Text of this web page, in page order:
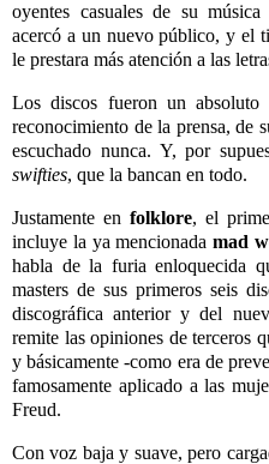
oyentes casuales de su
acercó a un nuevo público, y el
le prestara más atención a las
Los discos fueron un
reconocimiento de la prensa, de
escuchado nunca. Y, por
swifties, que la bancan en todo.
Justamente en folklore, el
incluye la ya mencionadamad
habla de la furia enloquecida
masters de sus primeros seis
discográfica anterior y del
remite las opiniones de terceros
y básicamente -como era de
famosamente aplicado a las
Freud.
Con voz baja y suave, pero